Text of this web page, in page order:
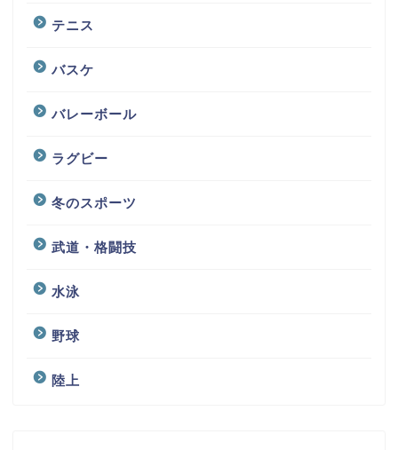
テニス
バスケ
バレーボール
ラグビー
冬のスポーツ
武道・格闘技
水泳
野球
陸上